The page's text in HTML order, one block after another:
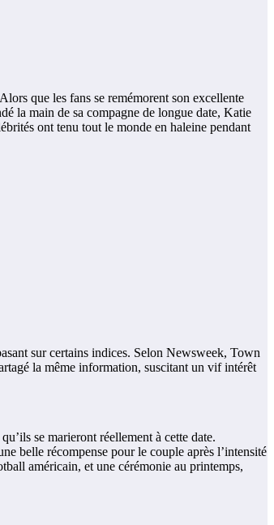
que les fans se remémorent son excellente
la main de sa compagne de longue date, Katie
ont tenu tout le monde en haleine pendant
sur certains indices. Selon Newsweek, Town
la même information, suscitant un vif intérêt
se marieront réellement à cette date.
belle récompense pour le couple après l’intensité
américain, et une cérémonie au printemps,